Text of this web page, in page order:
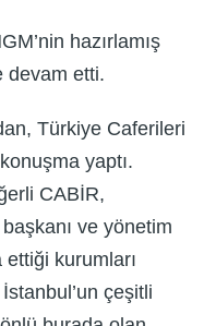
hazırlamış
devam etti.
Türkiye Caferileri
yaptı.
CABİR,
ve yönetim
kurumları
çeşitli